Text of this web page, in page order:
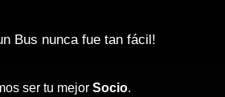
Bus nunca fue tan fácil!
ser tu mejor Socio.